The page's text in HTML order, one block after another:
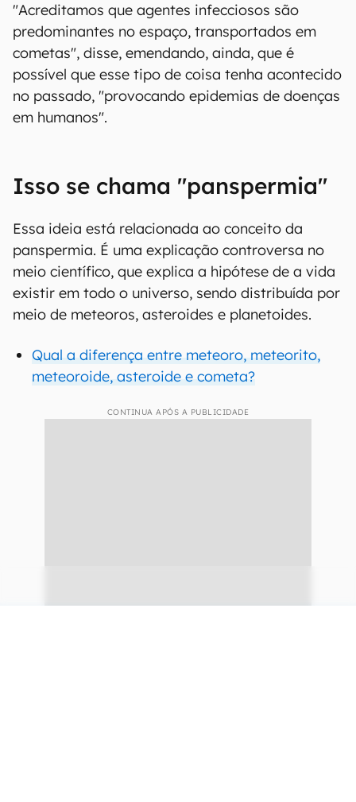
"Acreditamos que agentes infecciosos são
predominantes no espaço, transportados em
cometas", disse, emendando, ainda, que é
possível que esse tipo de coisa tenha acontecido
no passado, "provocando epidemias de doenças
em humanos".
Isso se chama "panspermia"
Essa ideia está relacionada ao conceito da
panspermia. É uma explicação controversa no
meio científico, que explica a hipótese de a vida
existir em todo o universo, sendo distribuída por
meio de meteoros, asteroides e planetoides.
Qual a diferença entre meteoro, meteorito,
meteoroide, asteroide e cometa?
CONTINUA APÓS A PUBLICIDADE